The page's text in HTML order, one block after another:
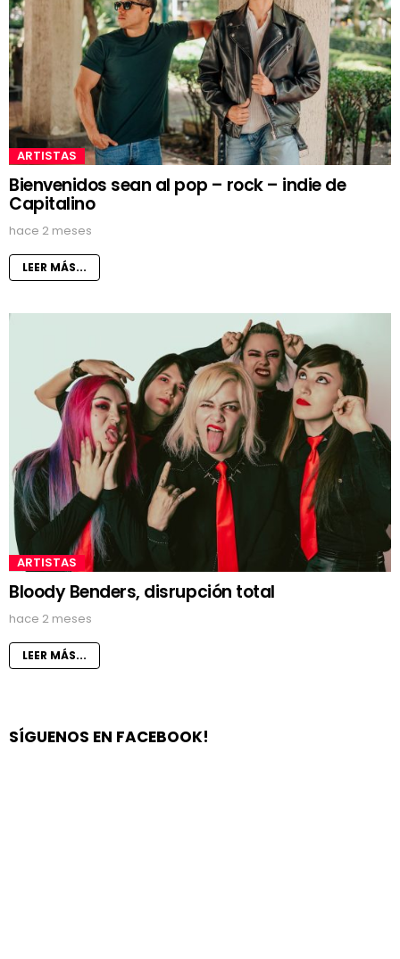
ARTISTAS
Bienvenidos sean al pop – rock – indie de
Capitalino
hace 2 meses
LEER MÁS...
ARTISTAS
Bloody Benders, disrupción total
hace 2 meses
LEER MÁS...
SÍGUENOS EN FACEBOOK!